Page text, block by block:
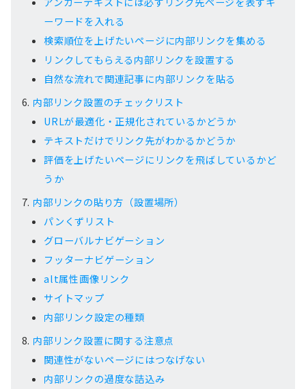
ーワードを入れる
検索順位を上げたいページに内部リンクを集める
リンクしてもらえる内部リンクを設置する
自然な流れで関連記事に内部リンクを貼る
内部リンク設置のチェックリスト
URLが最適化・正規化されているかどうか
テキストだけでリンク先がわかるかどうか
評価を上げたいページにリンクを飛ばしているかど
うか
内部リンクの貼り方（設置場所）
パンくずリスト
グローバルナビゲーション
フッターナビゲーション
alt属性画像リンク
サイトマップ
内部リンク設定の種類
内部リンク設置に関する注意点
関連性がないページにはつなげない
内部リンクの過度な詰込み